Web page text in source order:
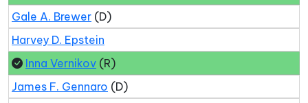
Gale A. Brewer (D)
Harvey D. Epstein
Inna Vernikov (R)
James F. Gennaro (D)